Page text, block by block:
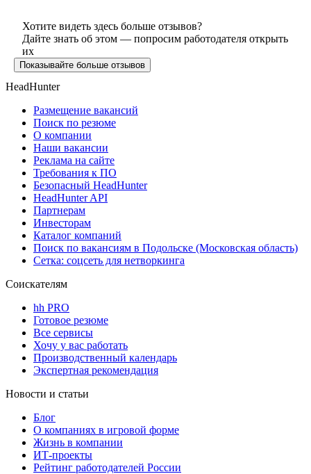
Хотите видеть здесь больше отзывов?
Дайте знать об этом — попросим работодателя открыть
их
Показывайте больше отзывов
HeadHunter
Размещение вакансий
Поиск по резюме
О компании
Наши вакансии
Реклама на сайте
Требования к ПО
Безопасный HeadHunter
HeadHunter API
Партнерам
Инвесторам
Каталог компаний
Поиск по вакансиям в Подольске (Московская область)
Сетка: соцсеть для нетворкинга
Соискателям
hh PRO
Готовое резюме
Все сервисы
Хочу у вас работать
Производственный календарь
Экспертная рекомендация
Новости и статьи
Блог
О компаниях в игровой форме
Жизнь в компании
ИТ-проекты
Рейтинг работодателей России